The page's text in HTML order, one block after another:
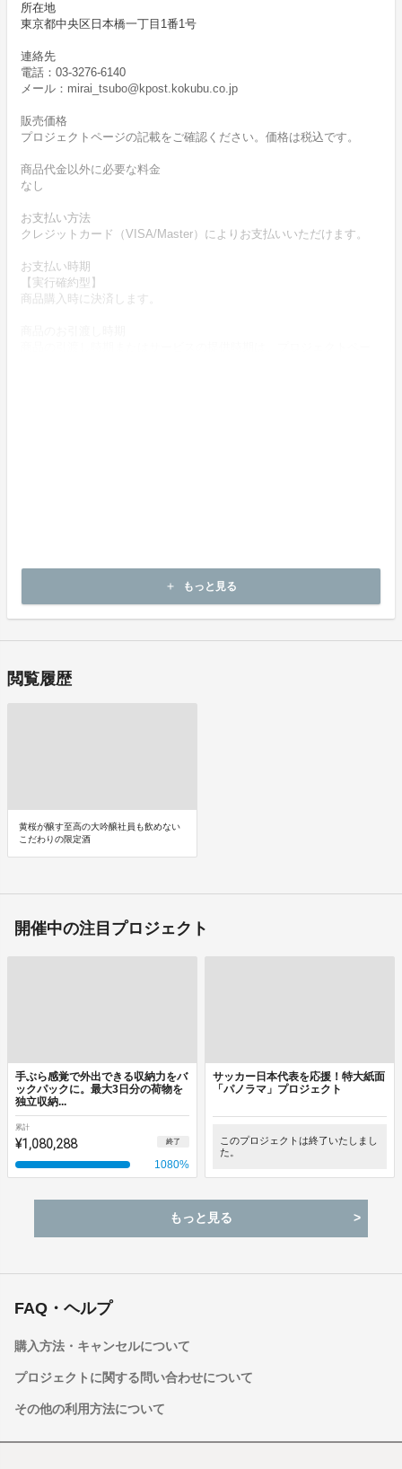
所在地
東京都中央区日本橋一丁目1番1号
連絡先
電話：03-3276-6140
メール：mirai_tsubo@kpost.kokubu.co.jp
販売価格
プロジェクトページの記載をご確認ください。価格は税込です。
商品代金以外に必要な料金
なし
お支払い方法
クレジットカード（VISA/Master）によりお支払いいただけます。
お支払い時期
【実行確約型】
商品購入時に決済します。
次回研修の受講期限：令和3年3月6日
研修実施団体名：一般社団法人 日本ボランタリーチェーン協会
add もっと見る
閲覧履歴
黄桜が醸す至高の大吟醸社員も飲めない
こだわりの限定酒
開催中の注目プロジェクト
手ぶら感覚で外出できる収納力をバ
ックパックに。最大3日分の荷物を
独立収納...
累計
¥1,080,288 終了
1080%
サッカー日本代表を応援！特大紙面
「パノラマ」プロジェクト
このプロジェクトは終了いたしまし
た。
もっと見る
FAQ・ヘルプ
購入方法・キャンセルについて
プロジェクトに関する問い合わせについて
その他の利用方法について